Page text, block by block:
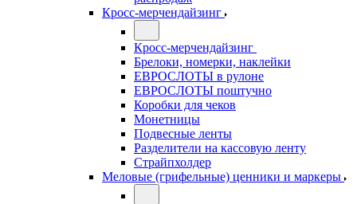
Кросс-мерчендайзинг
Кросс-мерчендайзинг
Брелоки, номерки, наклейки
ЕВРОСЛОТЫ в рулоне
ЕВРОСЛОТЫ поштучно
Коробки для чеков
Монетницы
Подвесные ленты
Разделители на кассовую ленту
Страйпхолдер
Меловые (грифельные) ценники и маркеры